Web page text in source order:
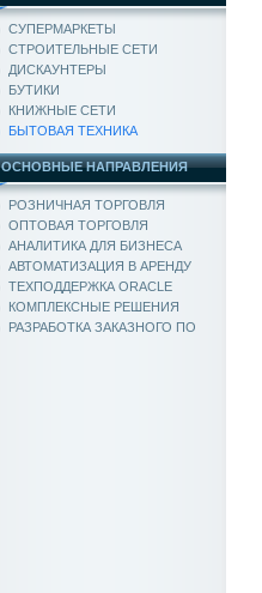
СУПЕРМАРКЕТЫ
СТРОИТЕЛЬНЫЕ СЕТИ
ДИСКАУНТЕРЫ
БУТИКИ
КНИЖНЫЕ СЕТИ
БЫТОВАЯ ТЕХНИКА
ОСНОВНЫЕ НАПРАВЛЕНИЯ
РОЗНИЧНАЯ ТОРГОВЛЯ
ОПТОВАЯ ТОРГОВЛЯ
АНАЛИТИКА ДЛЯ БИЗНЕСА
АВТОМАТИЗАЦИЯ В АРЕНДУ
ТЕХПОДДЕРЖКА ORACLE
КОМПЛЕКСНЫЕ РЕШЕНИЯ
РАЗРАБОТКА ЗАКАЗНОГО ПО